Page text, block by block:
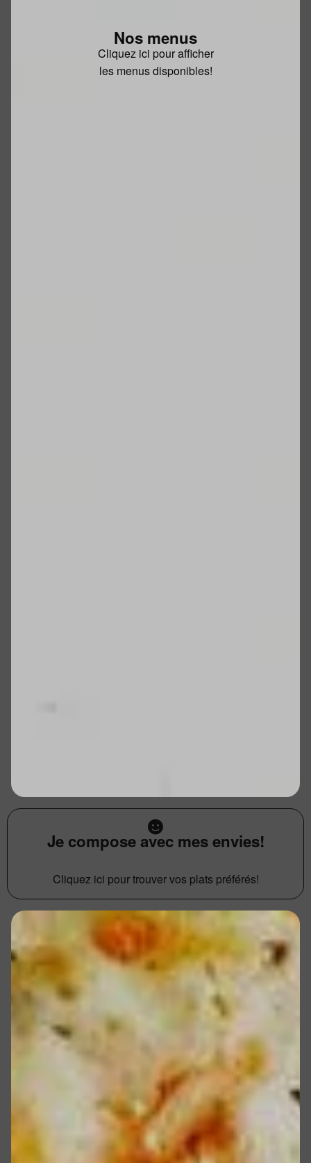
Nos menus
Cliquez ici pour afficher
les menus disponibles!
Je compose avec mes envies!
Cliquez ici pour trouver vos plats préférés!